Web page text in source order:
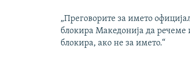
„Преговорите за името
блокира Македонија да речеме
блокира, ако не за името.“